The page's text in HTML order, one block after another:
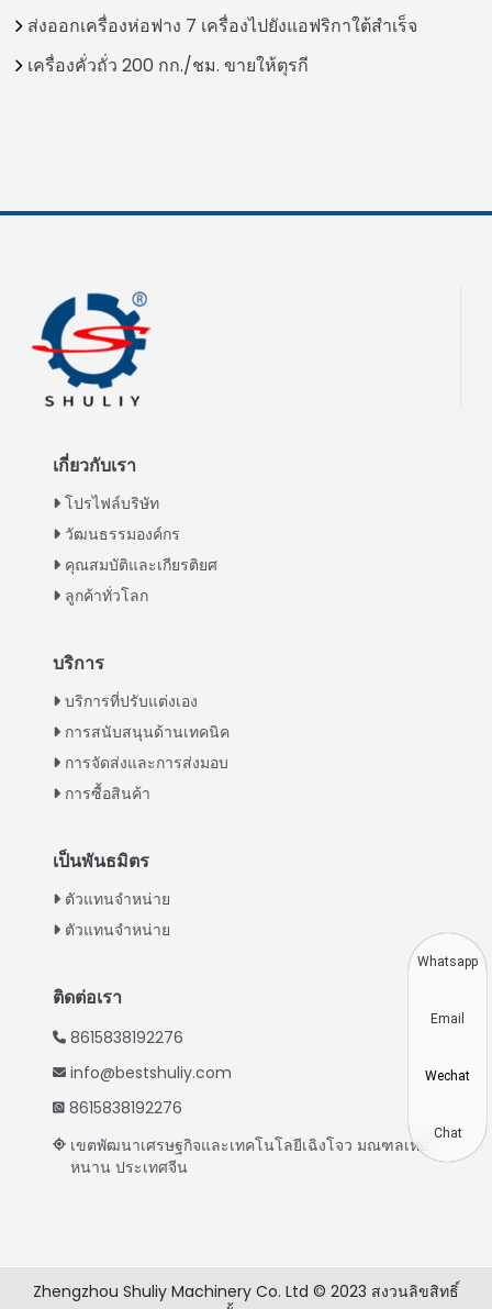
ส่งออกเครื่องห่อฟาง 7 เครื่องไปยังแอฟริกาใต้สำเร็จ
เครื่องคั่วถั่ว 200 กก./ชม. ขายให้ตุรกี
เกี่ยวกับเรา
โปรไฟล์บริษัท
วัฒนธรรมองค์กร
คุณสมบัติและเกียรติยศ
ลูกค้าทั่วโลก
บริการ
บริการที่ปรับแต่งเอง
การสนับสนุนด้านเทคนิค
การจัดส่งและการส่งมอบ
การซื้อสินค้า
เป็นพันธมิตร
ตัวแทนจำหน่าย
ตัวแทนจำหน่าย
ติดต่อเรา
8615838192276
info@bestshuliy.com
8615838192276
เขตพัฒนาเศรษฐกิจและเทคโนโลยีเฉิงโจว มณฑลเหอ
หนาน ประเทศจีน
Zhengzhou Shuliy Machinery Co. Ltd © 2023 สงวนลิขสิทธิ์
Portuguese
Spanish
Korean
Urdu
Greek
Italian
Whatsapp
Email
Wechat
Chat